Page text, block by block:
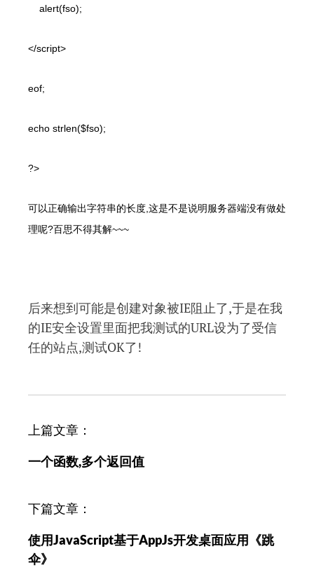
alert(fso);
</script>
eof;
echo strlen($fso);
?>
可以正确输出字符串的长度,这是不是说明服务器端没有做处
理呢?百思不得其解~~~
后来想到可能是创建对象被IE阻止了,于是在我
的IE安全设置里面把我测试的URL设为了受信
任的站点,测试OK了!
文
导
上篇文章：
一个函数,多个返回值
下篇文章：
使用JavaScript基于AppJs开发桌面应用《跳
伞》